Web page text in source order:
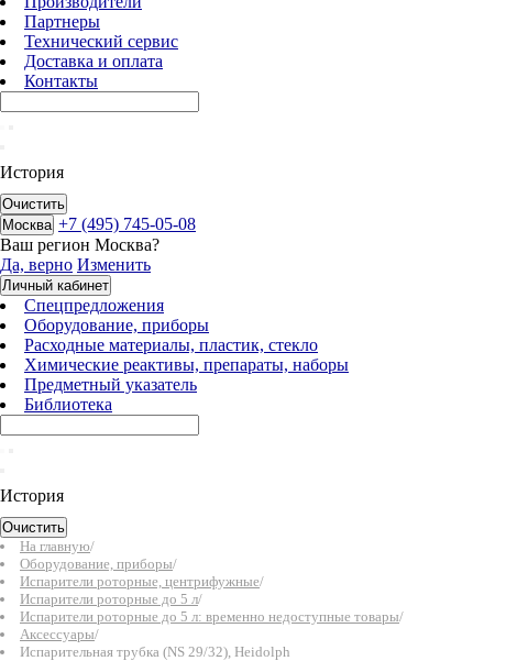
Партнеры
Технический сервис
Доставка и оплата
Контакты
История
Очистить
Москва +7 (495) 745-05-08
Ваш регион Москва?
Да, верно Изменить
Личный кабинет
Спецпредложения
Оборудование, приборы
Расходные материалы, пластик, стекло
Химические реактивы, препараты, наборы
Предметный указатель
Библиотека
История
Очистить
На главную/
Оборудование, приборы/
Испарители роторные, центрифужные/
Испарители роторные до 5 л/
Испарители роторные до 5 л: временно недоступные товары/
Аксессуары/
Испарительная трубка (NS 29/32), Heidolph